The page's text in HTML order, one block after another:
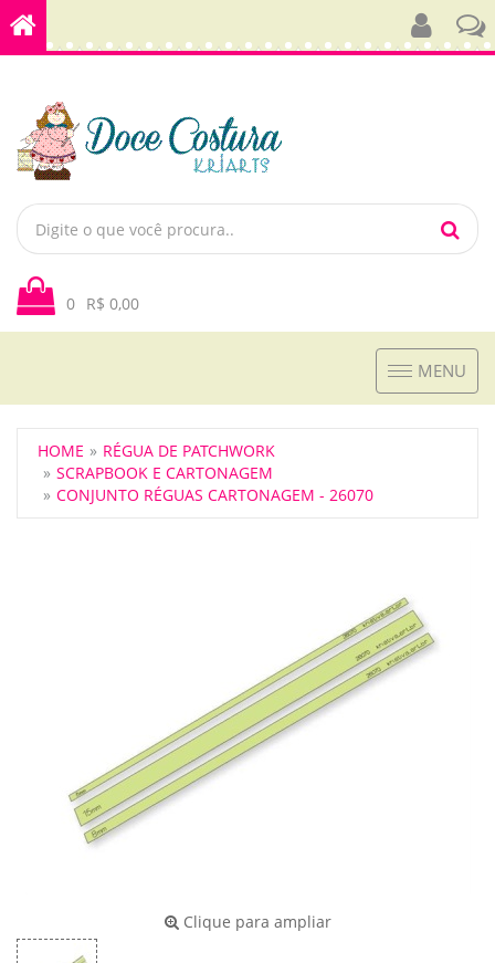
0 R$ 0,00
Toggle
navigation
MENU
HOME
RÉGUA DE PATCHWORK
SCRAPBOOK E CARTONAGEM
CONJUNTO RÉGUAS CARTONAGEM - 26070
Clique para ampliar